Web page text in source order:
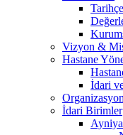
Vizyon &
Hastane
İdari
Organizasyon
İdari Birimler